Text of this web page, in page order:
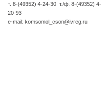
т. 8-(49352) 4-24-30 т./ф. 8-(49352) 4-
20-93
e-mail: komsomol_cson@ivreg.ru